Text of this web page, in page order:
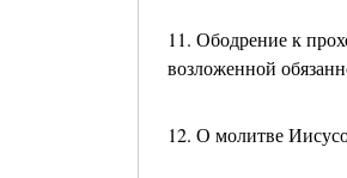
11. Ободрение к
возложенной
12. О молитве